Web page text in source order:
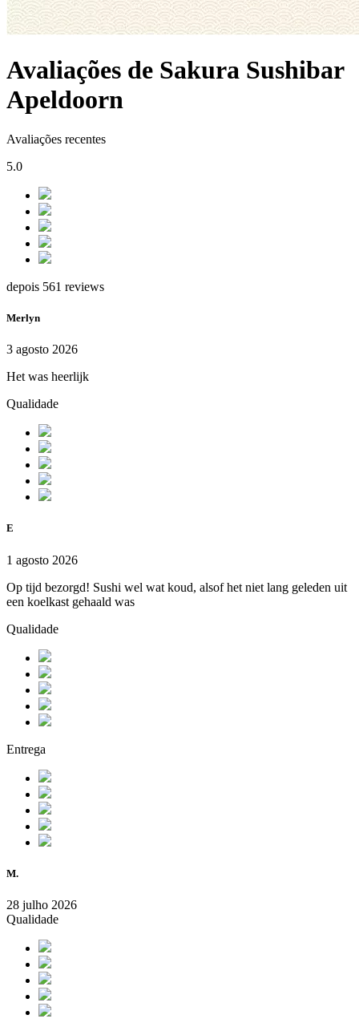
Avaliações de Sakura Sushibar
Apeldoorn
Avaliações recentes
5.0
depois 561 reviews
Merlyn
3 agosto 2026
Het was heerlijk
Qualidade
E
1 agosto 2026
Op tijd bezorgd! Sushi wel wat koud, alsof het niet lang geleden uit
een koelkast gehaald was
Qualidade
Entrega
M.
28 julho 2026
Qualidade